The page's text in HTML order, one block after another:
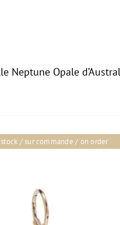
Neptune Opale
/ sur commande / on order